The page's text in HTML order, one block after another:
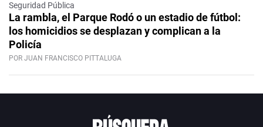
Seguridad Pública
La rambla, el Parque Rodó o un estadio de fútbol:
los homicidios se desplazan y complican a la
Policía
POR JUAN FRANCISCO PITTALUGA